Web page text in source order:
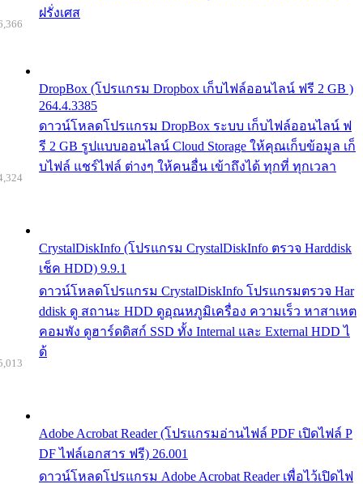
ฝรั่งเศส
DropBox (โปรแกรม Dropbox เก็บไฟล์ออนไลน์ ฟรี 2 GB )
264.4.3385
ดาวน์โหลดโปรแกรม DropBox ระบบ เก็บไฟล์ออนไลน์ ฟ
รี 2 GB รูปแบบออนไลน์ Cloud Storage ให้คุณเก็บข้อมูล เก็
บไฟล์ แชร์ไฟล์ ต่างๆ ให้คนอื่น เข้าถึงได้ ทุกที่ ทุกเวลา
CrystalDiskInfo (โปรแกรม CrystalDiskInfo ตรวจ Harddisk
เช็ค HDD) 9.9.1
ดาวน์โหลดโปรแกรม CrystalDiskInfo โปรแกรมตรวจ Har
ddisk ดู สถานะ HDD ดูอุณหภูมิเครื่อง ความเร็ว หาสาเหต
คอมพัง ดูฮาร์ดดิสก์ SSD ทั้ง Internal และ External HDD ไ
ด้
Adobe Acrobat Reader (โปรแกรมอ่านไฟล์ PDF เปิดไฟล์ P
DF ไฟล์เอกสาร ฟรี) 26.001
ดาวน์โหลดโปรแกรม Adobe Acrobat Reader เพื่อไว้เปิดไฟ